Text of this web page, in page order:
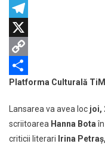
Messenger
Telegram
X
Copy
Link
Partajează
Platforma Culturală
Lansarea va avea loc joi,
scriitoarea Hanna Bota
criticii literari Irina